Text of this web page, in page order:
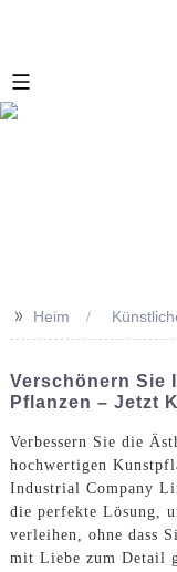
>> Heim
Verschönern Sie
Pflanzen – Jetzt
Verbessern Sie die
hochwertigen
Industrial Company
die perfekte Lösung,
verleihen, ohne dass
mit Liebe zum Detail